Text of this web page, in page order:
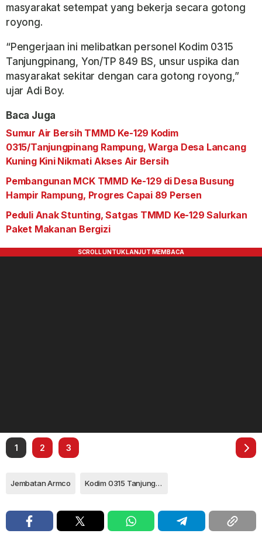
masyarakat setempat yang bekerja secara gotong
royong.
“Pengerjaan ini melibatkan personel Kodim 0315
Tanjungpinang, Yon/TP 849 BS, unsur uspika dan
masyarakat sekitar dengan cara gotong royong,”
ujar Adi Boy.
Baca Juga
Sumur Air Bersih TMMD Ke-129 Kodim
0315/Tanjungpinang Rampung, Warga Desa Lancang
Kuning Kini Nikmati Akses Air Bersih
Pembangunan MCK TMMD Ke-129 di Desa Busung
Hampir Rampung, Progres Capai 89 Persen
Peduli Anak Stunting, Satgas TMMD Ke-129 Salurkan
Paket Makanan Bergizi
1 2 3
Jembatan Armco Kodim 0315 Tanjungpinang